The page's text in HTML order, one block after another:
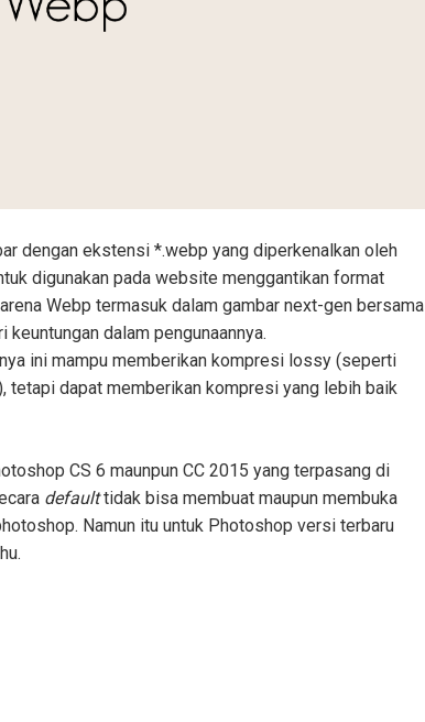
dengan ekstensi *.webp yang diperkenalkan oleh
digunakan pada website menggantikan format
Webp termasuk dalam gambar next-gen bersama
dalam pengunaannya.
ini mampu memberikan kompresi lossy (seperti
tetapi dapat memberikan kompresi yang lebih baik
CS 6 maunpun CC 2015 yang terpasang di
defaulttidak bisa membuat maupun membuka
Namun itu untuk Photoshop versi terbaru